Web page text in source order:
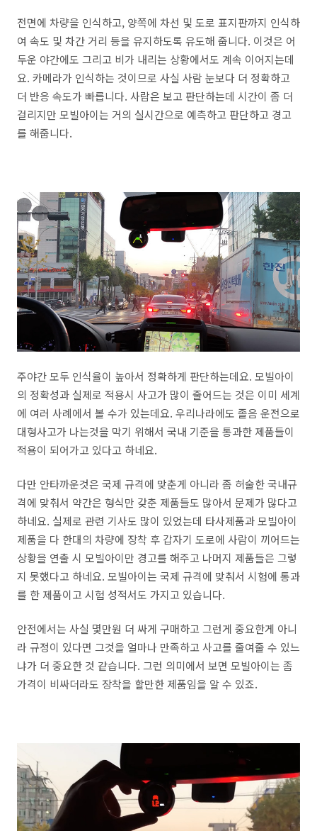
전면에 차량을 인식하고, 양쪽에 차선 및 도로 표지판까지 인식하
여 속도 및 차간 거리 등을 유지하도록 유도해 줍니다. 이것은 어
두운 야간에도 그리고 비가 내리는 상황에서도 계속 이어지는데
요. 카메라가 인식하는 것이므로 사실 사람 눈보다 더 정확하고
더 반응 속도가 빠릅니다. 사람은 보고 판단하는데 시간이 좀 더
걸리지만 모빌아이는 거의 실시간으로 예측하고 판단하고 경고
를 해줍니다.
주야간 모두 인식율이 높아서 정확하게 판단하는데요. 모빌아이
의 정확성과 실제로 적용시 사고가 많이 줄어드는 것은 이미 세계
에 여러 사례에서 볼 수가 있는데요. 우리나라에도 졸음 운전으로
대형사고가 나는것을 막기 위해서 국내 기준을 통과한 제품들이
적용이 되어가고 있다고 하네요.
다만 안타까운것은 국제 규격에 맞춘게 아니라 좀 허술한 국내규
격에 맞춰서 약간은 형식만 갖춘 제품들도 많아서 문제가 많다고
하네요. 실제로 관련 기사도 많이 있었는데 타사제품과 모빌아이
제품을 다 한대의 차량에 장착 후 갑자기 도로에 사람이 끼어드는
상황을 연출 시 모빌아이만 경고를 해주고 나머지 제품들은 그렇
지 못했다고 하네요. 모빌아이는 국제 규격에 맞춰서 시험에 통과
를 한 제품이고 시험 성적서도 가지고 있습니다.
안전에서는 사실 몇만원 더 싸게 구매하고 그런게 중요한게 아니
라 규정이 있다면 그것을 얼마나 만족하고 사고를 줄여줄 수 있느
냐가 더 중요한 것 같습니다. 그런 의미에서 보면 모빌아이는 좀
가격이 비싸더라도 장착을 할만한 제품임을 알 수 있죠.